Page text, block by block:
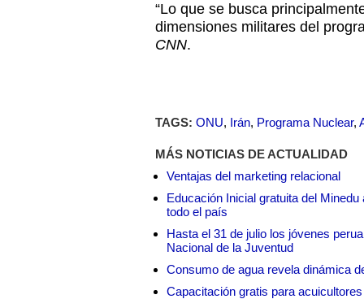
“Lo que se busca
dimensiones militares del
CNN.
TAGS: ONU, Irán, Programa Nuclear,
MÁS NOTICIAS DE ACTUALIDAD
Ventajas del marketing relacional
Educación Inicial gratuita del
todo el país
Hasta el 31 de julio los jóvenes
Nacional de la Juventud
Consumo de agua revela dinámica
Capacitación gratis para